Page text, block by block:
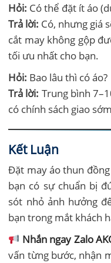
Hỏi: Có thể đặt ít áo
Trả lời: Có, nhưng giá
cắt may không gộp
tối ưu nhất cho bạn.
Hỏi: Bao lâu thì có áo?
Trả lời: Trung bình
có chính sách giao
Kết Luận
Đặt may áo thun
bạn có sự chuẩn bị
sót nhỏ ảnh hưởng
bạn trong mắt khách
Nhắn ngay Zalo
vấn từng bước, nhận